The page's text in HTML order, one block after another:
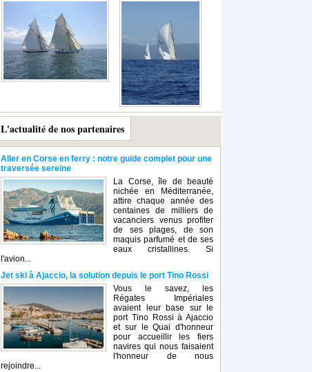
L'actualité de nos partenaires
Aller en Corse en ferry : notre guide complet pour une
traversée sereine
La Corse, île de beauté
nichée en Méditerranée,
attire chaque année des
centaines de milliers de
vacanciers venus profiter
de ses plages, de son
maquis parfumé et de ses
eaux cristallines. Si
l'avion...
Jet ski à Ajaccio, la solution depuis le port Tino Rossi
Vous le savez, les
Régates Impériales
avaient leur base sur le
port Tino Rossi à Ajaccio
et sur le Quai d'honneur
pour accueillir les fiers
navires qui nous faisaient
l'honneur de nous
rejoindre...